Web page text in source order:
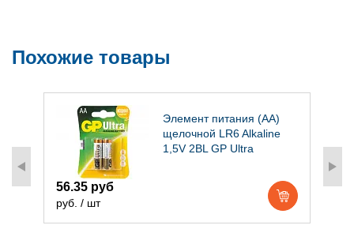
Похожие товары
Элемент питания (AA)
щелочной LR6 Alkaline
1,5V 2BL GP Ultra
56.35 руб
руб. / шт